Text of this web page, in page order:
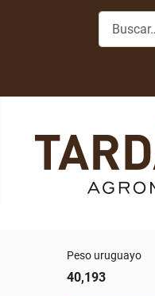
Buscar
Peso uruguayo
40,193